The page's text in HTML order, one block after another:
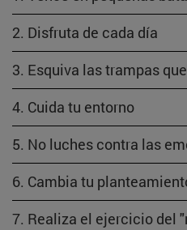
2. Disfruta de cada día
3. Esquiva las trampas
4. Cuida tu entorno
5. No luches contra las
6. Cambia tu
7. Realiza el ejercicio del